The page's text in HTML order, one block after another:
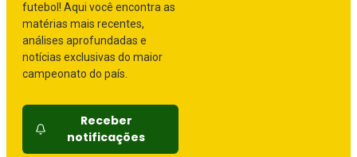
futebol! Aqui você encontra as
matérias mais recentes,
análises aprofundadas e
notícias exclusivas do maior
campeonato do país.
Receber
notificações